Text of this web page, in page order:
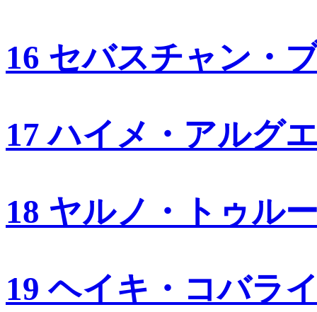
16 セバスチャン・
17 ハイメ・アルグ
18 ヤルノ・トゥル
19 ヘイキ・コバラ